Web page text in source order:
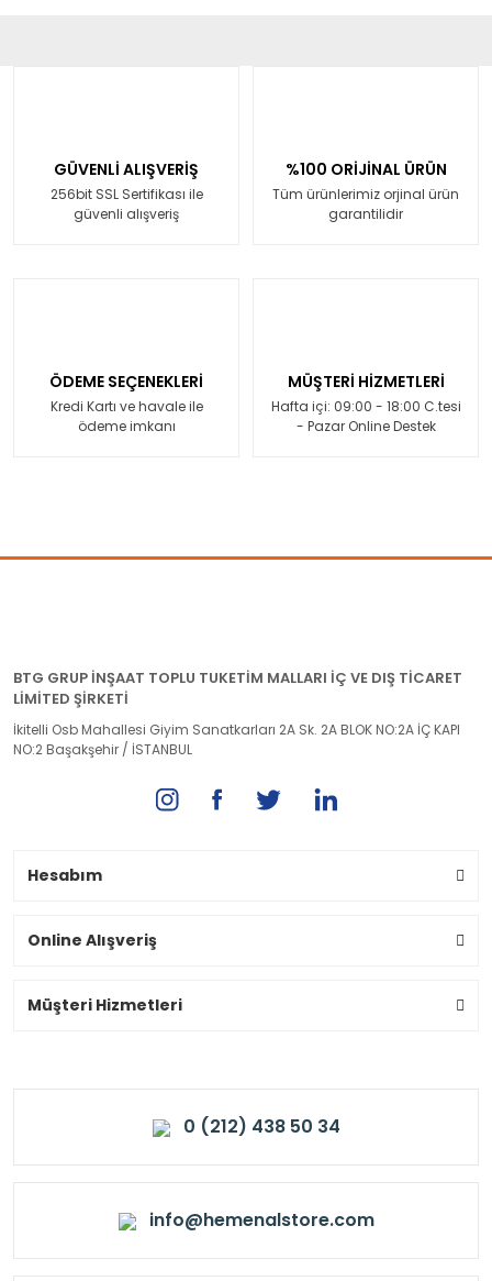
GÜVENLİ ALIŞVERİŞ
256bit SSL Sertifikası ile
güvenli alışveriş
%100 ORİJİNAL ÜRÜN
Tüm ürünlerimiz orjinal ürün
garantilidir
ÖDEME SEÇENEKLERİ
Kredi Kartı ve havale ile
ödeme imkanı
MÜŞTERİ HİZMETLERİ
Hafta içi: 09:00 - 18:00 C.tesi
- Pazar Online Destek
BTG GRUP İNŞAAT TOPLU TUKETİM MALLARI İÇ VE DIŞ TİCARET
LİMİTED ŞİRKETİ
İkitelli Osb Mahallesi Giyim Sanatkarları 2A Sk. 2A BLOK NO:2A İÇ KAPI
NO:2 Başakşehir / İSTANBUL
Hesabım
Online Alışveriş
Müşteri Hizmetleri
0 (212) 438 50 34
info@hemenalstore.com